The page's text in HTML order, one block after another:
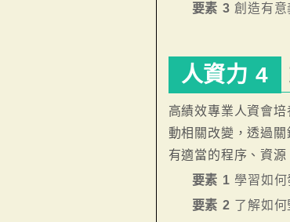
要素 3創造有意
人資力 4
高績效專業人資會
動相關改變，透過
有適當的程序、資
要素 1 學習如
要素 2 了解如